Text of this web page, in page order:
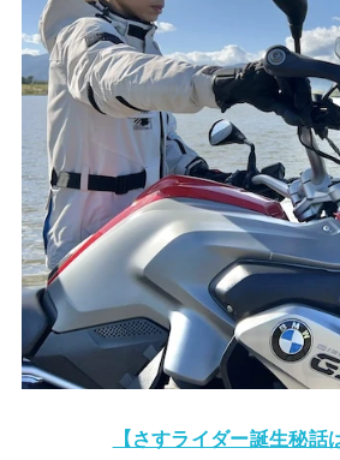
【さすライダー誕生秘話